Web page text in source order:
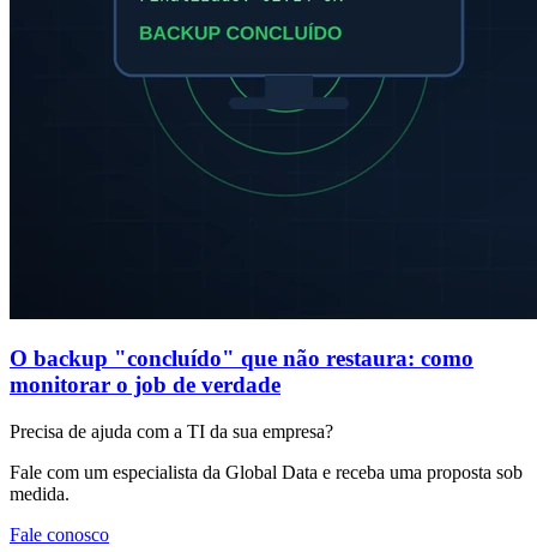
O backup "concluído" que não restaura: como
monitorar o job de verdade
Precisa de ajuda com a TI da sua empresa?
Fale com um especialista da Global Data e receba uma proposta sob
medida.
Fale conosco